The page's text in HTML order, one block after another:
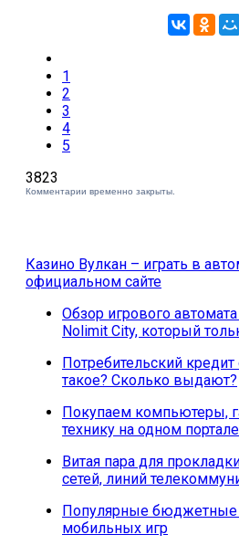
1
2
3
4
5
3823
Комментарии временно закрыты.
Казино Вулкан – играть в
официальном сайте
Обзор игрового
Nolimit City, который
Потребительский кредит
такое? Сколько выдают?
Покупаем компьютеры,
технику на одном
Витая пара для
сетей, линий
Популярные бюджетные
мобильных игр